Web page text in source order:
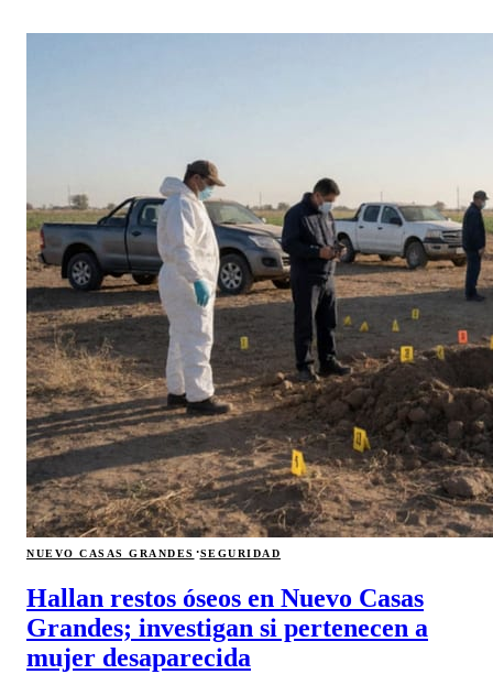
NUEVO CASAS GRANDES ·SEGURIDAD
Hallan restos óseos en Nuevo Casas
Grandes; investigan si pertenecen a
mujer desaparecida